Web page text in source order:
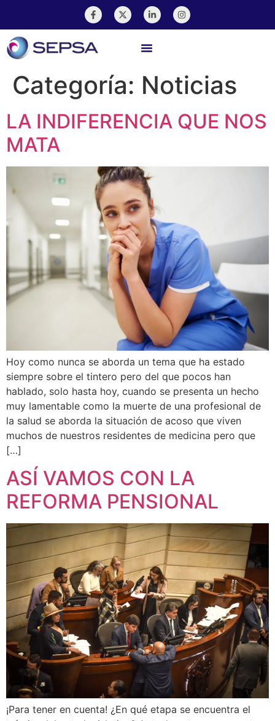
Categoría: Noticias
LA INDIFERENCIA QUE NOS
MATA
Hoy como nunca se aborda un tema que ha estado
siempre sobre el tintero pero del que pocos han
hablado, solo hasta hoy, cuando se presenta un hecho
muy lamentable como la muerte de una profesional de
la salud se aborda la situación de acoso que viven
muchos de nuestros residentes de medicina pero que
[…]
ASÍ VAMOS CON LA
REFORMA PENSIONAL
¡Para tener en cuenta! ¿En qué etapa se encuentra el